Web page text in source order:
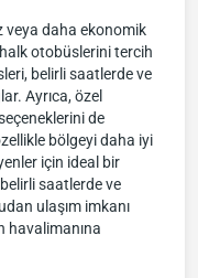
veya daha ekonomik
otobüslerini tercih
belirli saatlerde ve
Ayrıca, özel
de
bölgeyi daha iyi
için ideal bir
saatlerde ve
ulaşım imkanı
havalimanına